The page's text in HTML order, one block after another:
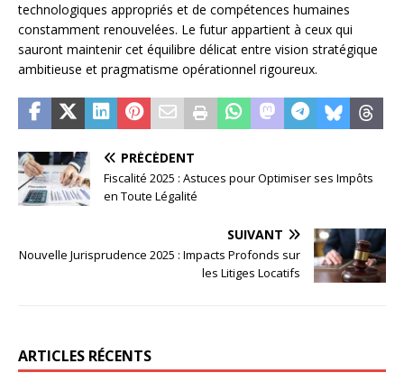
technologiques appropriés et de compétences humaines
constamment renouvelées. Le futur appartient à ceux qui
sauront maintenir cet équilibre délicat entre vision stratégique
ambitieuse et pragmatisme opérationnel rigoureux.
PRÉCÉDENT
Fiscalité 2025 : Astuces pour Optimiser ses Impôts
en Toute Légalité
SUIVANT
Nouvelle Jurisprudence 2025 : Impacts Profonds sur
les Litiges Locatifs
ARTICLES RÉCENTS